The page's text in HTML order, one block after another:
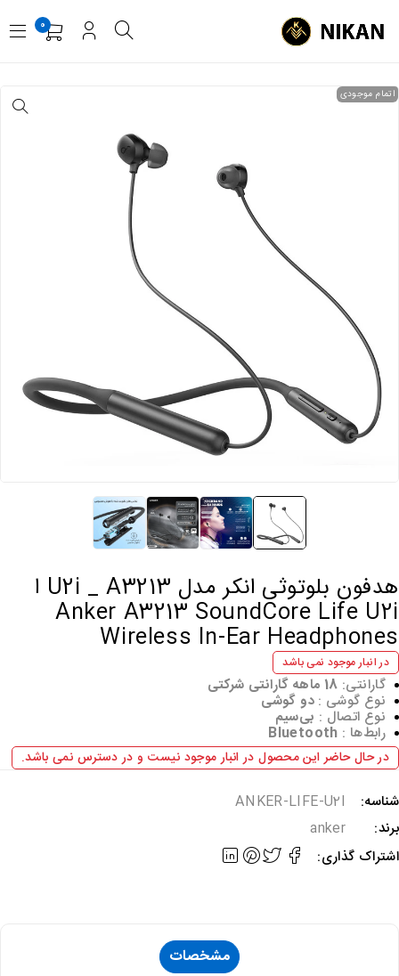
0
اتمام موجودی
هدفون بلوتوثی انکر مدل U2i _ A3213 ا
Anker A3213 SoundCore Life U2i
Wireless In-Ear Headphones
در انبار موجود نمی باشد
گارانتی: 18 ماهه گارانتی شرکتی
نوع گوشی :دو گوشی
نوع اتصال : بی‌سیم
رابط‌ها : Bluetooth
در حال حاضر این محصول در انبار موجود نیست و در دسترس نمی باشد.
شناسه:
ANKER-LIFE-U2I
برند:
anker
اشتراک گذاری:
مشخصات